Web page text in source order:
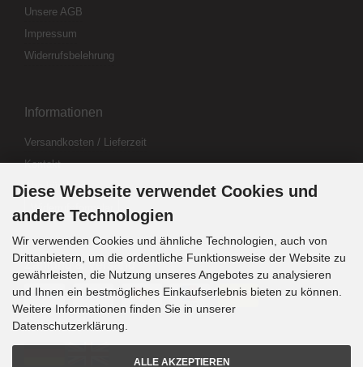
Unsere AGB
Impressum
Widerrufsbelehrung
Informationen
Versandkosten / Lieferzeit
Kontakt
Abo kündigen
Widerrufsformular
Zahlung & Versand
Sprachwahl
Diese Webseite verwendet Cookies und
andere Technologien
Wir verwenden Cookies und ähnliche Technologien, auch von
Drittanbietern, um die ordentliche Funktionsweise der Website zu
gewährleisten, die Nutzung unseres Angebotes zu analysieren
und Ihnen ein bestmögliches Einkaufserlebnis bieten zu können.
Weitere Informationen finden Sie in unserer
Datenschutzerklärung.
ALLE AKZEPTIEREN